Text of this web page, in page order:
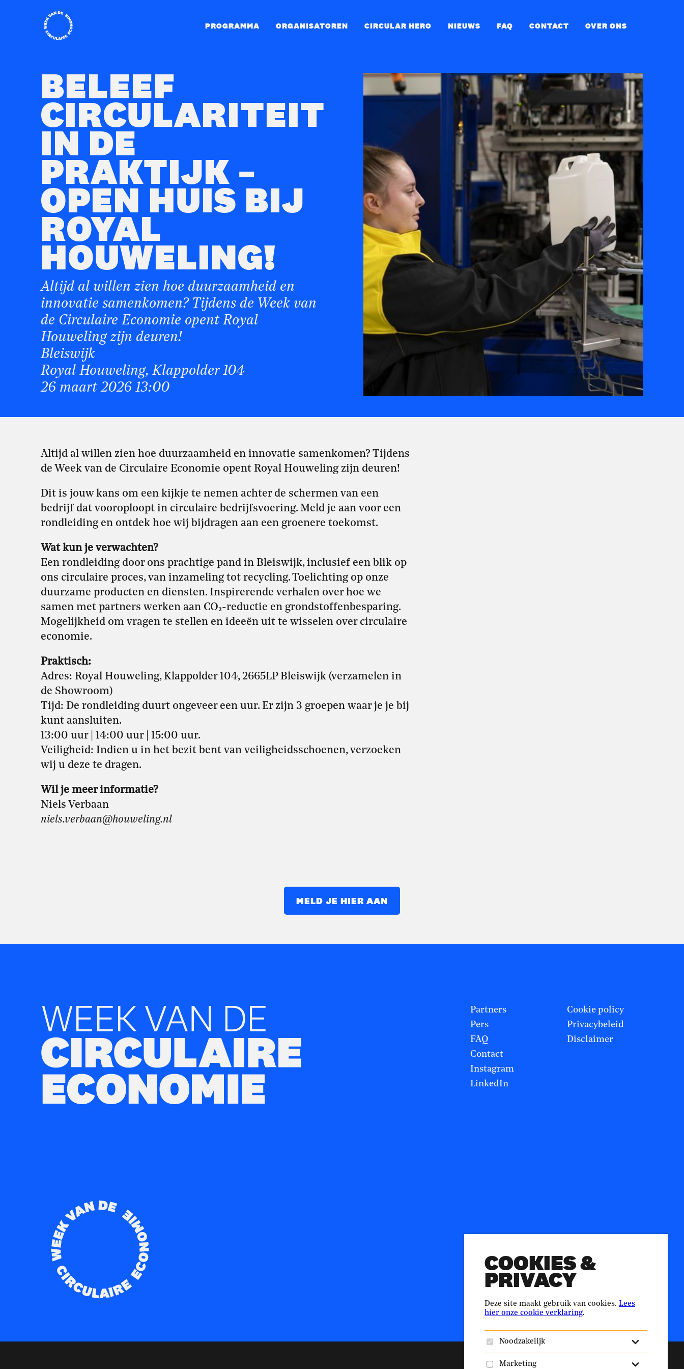
Home PROGRAMMA ORGANISATOREN CIRCULAR HERO NIEUWS FAQ CONTACT OVER ONS
BELEEF
CIRCULARITEIT
IN DE
PRAKTIJK –
OPEN HUIS BIJ
ROYAL
HOUWELING!
Altijd al willen zien hoe duurzaamheid en
innovatie samenkomen? Tijdens de Week van
de Circulaire Economie opent Royal
Houweling zijn deuren!
Bleiswijk
Royal Houweling, Klappolder 104
26 maart 2026 13:00
Altijd al willen zien hoe duurzaamheid en innovatie samenkomen? Tijdens
de Week van de Circulaire Economie opent Royal Houweling zijn deuren!
Dit is jouw kans om een kijkje te nemen achter de schermen van een
bedrijf dat vooroploopt in circulaire bedrijfsvoering. Meld je aan voor een
rondleiding en ontdek hoe wij bijdragen aan een groenere toekomst.
Wat kun je verwachten?
Een rondleiding door ons prachtige pand in Bleiswijk, inclusief een blik op
ons circulaire proces, van inzameling tot recycling. Toelichting op onze
duurzame producten en diensten. Inspirerende verhalen over hoe we
samen met partners werken aan CO₂-reductie en grondstoffenbesparing.
Mogelijkheid om vragen te stellen en ideeën uit te wisselen over circulaire
economie.
Praktisch:
Adres: Royal Houweling, Klappolder 104, 2665LP Bleiswijk (verzamelen in
de Showroom)
Tijd: De rondleiding duurt ongeveer een uur. Er zijn 3 groepen waar je je bij
kunt aansluiten.
13:00 uur | 14:00 uur | 15:00 uur.
Veiligheid: Indien u in het bezit bent van veiligheidsschoenen, verzoeken
wij u deze te dragen.
Wil je meer informatie?
Niels Verbaan
niels.verbaan@houweling.nl
MELD JE HIER AAN
Partners
Pers
FAQ
Contact
Instagram
LinkedIn
Cookie policy
Privacybeleid
Disclaimer